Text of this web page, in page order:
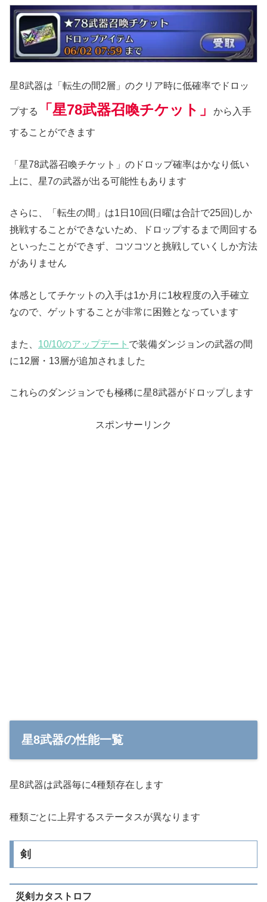
星8武器は「転生の間2層」のクリア時に低確率でドロッ
プする 「星78武器召喚チケット」 から入手
することができます
「星78武器召喚チケット」のドロップ確率はかなり低い
上に、星7の武器が出る可能性もあります
さらに、「転生の間」は1日10回(日曜は合計で25回)しか
挑戦することができないため、ドロップするまで周回する
といったことができず、コツコツと挑戦していくしか方法
がありません
体感としてチケットの入手は1か月に1枚程度の入手確立
なので、ゲットすることが非常に困難となっています
また、 10/10のアップデート で装備ダンジョンの武器の間
に12層・13層が追加されました
これらのダンジョンでも極稀に星8武器がドロップします
スポンサーリンク
星8武器の性能一覧
星8武器は武器毎に4種類存在します
種類ごとに上昇するステータスが異なります
剣
災剣カタストロフ